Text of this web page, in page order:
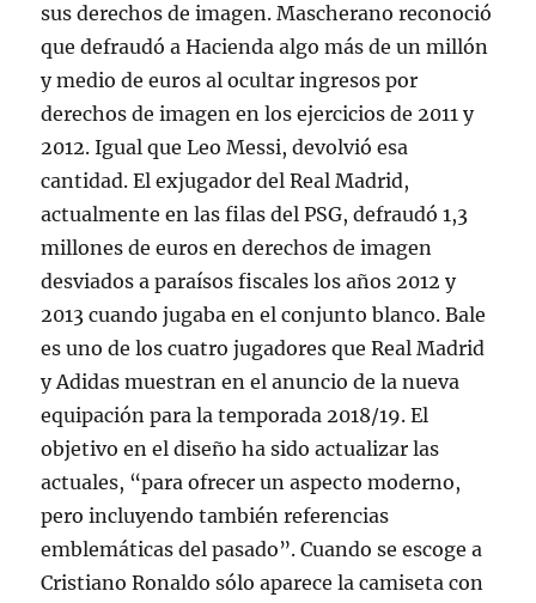
sus derechos de imagen. Mascherano reconoció
que defraudó a Hacienda algo más de un millón
y medio de euros al ocultar ingresos por
derechos de imagen en los ejercicios de 2011 y
2012. Igual que Leo Messi, devolvió esa
cantidad. El exjugador del Real Madrid,
actualmente en las filas del PSG, defraudó 1,3
millones de euros en derechos de imagen
desviados a paraísos fiscales los años 2012 y
2013 cuando jugaba en el conjunto blanco. Bale
es uno de los cuatro jugadores que Real Madrid
y Adidas muestran en el anuncio de la nueva
equipación para la temporada 2018/19. El
objetivo en el diseño ha sido actualizar las
actuales, “para ofrecer un aspecto moderno,
pero incluyendo también referencias
emblemáticas del pasado”. Cuando se escoge a
Cristiano Ronaldo sólo aparece la camiseta con